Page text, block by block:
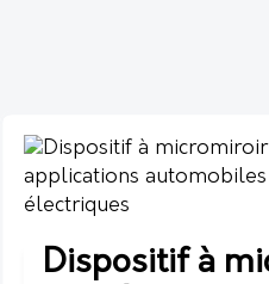
Dispositif à